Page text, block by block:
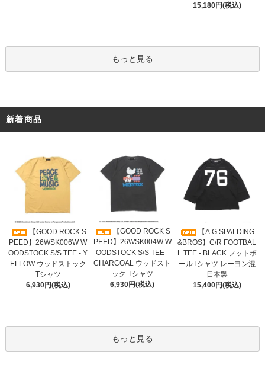
15,180円(税込)
もっと見る
新着商品
【GOOD ROCK S
PEED】26WSK006W W
OODSTOCK S/S TEE - Y
ELLOW ウッドストック
Tシャツ
6,930円(税込)
【GOOD ROCK S
PEED】26WSK004W W
OODSTOCK S/S TEE -
CHARCOAL ウッドスト
ック Tシャツ
6,930円(税込)
【A.G.SPALDING
&BROS】C/R FOOTBAL
L TEE - BLACK フットボ
ールTシャツ レーヨン混
日本製
15,400円(税込)
もっと見る